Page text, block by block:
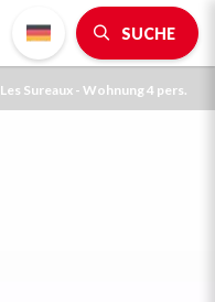
SUCHE
Les Sureaux - Wohnung 4 pers.